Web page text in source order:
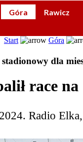
Góra Rawicz
Start Góra
dla
race
Radio